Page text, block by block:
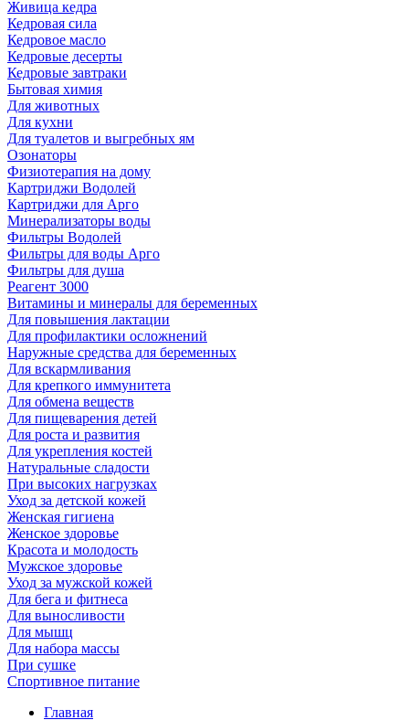
Живица кедра
Кедровая сила
Кедровое масло
Кедровые десерты
Кедровые завтраки
Бытовая химия
Для животных
Для кухни
Для туалетов и выгребных ям
Озонаторы
Физиотерапия на дому
Картриджи Водолей
Картриджи для Арго
Минерализаторы воды
Фильтры Водолей
Фильтры для воды Арго
Фильтры для душа
Реагент 3000
Витамины и минералы для беременных
Для повышения лактации
Для профилактики осложнений
Наружные средства для беременных
Для вскармливания
Для крепкого иммунитета
Для обмена веществ
Для пищеварения детей
Для роста и развития
Для укрепления костей
Натуральные сладости
При высоких нагрузках
Уход за детской кожей
Женская гигиена
Женское здоровье
Красота и молодость
Мужское здоровье
Уход за мужской кожей
Для бега и фитнеса
Для выносливости
Для мышц
Для набора массы
При сушке
Спортивное питание
Главная